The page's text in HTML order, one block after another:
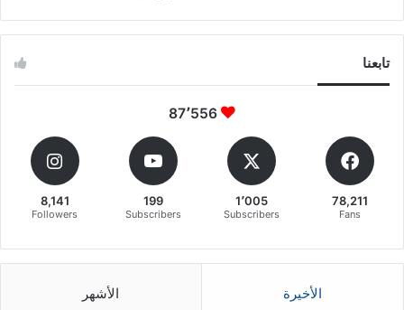
تابعنا
87٬556
78,211
Fans
1٬005
Subscribers
199
Subscribers
8,141
Followers
الأخيرة الأشهر